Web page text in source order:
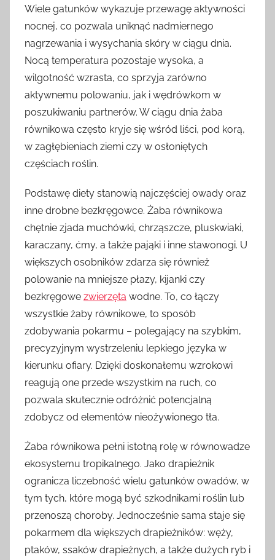
Wiele gatunków wykazuje przewagę aktywności
nocnej, co pozwala uniknąć nadmiernego
nagrzewania i wysychania skóry w ciągu dnia.
Nocą temperatura pozostaje wysoka, a
wilgotność wzrasta, co sprzyja zarówno
aktywnemu polowaniu, jak i wędrówkom w
poszukiwaniu partnerów. W ciągu dnia żaba
równikowa często kryje się wśród liści, pod korą,
w zagłębieniach ziemi czy w osłoniętych
częściach roślin.
Podstawę diety stanowią najczęściej owady oraz
inne drobne bezkręgowce. Żaba równikowa
chętnie zjada muchówki, chrząszcze, pluskwiaki,
karaczany, ćmy, a także pająki i inne stawonogi. U
większych osobników zdarza się również
polowanie na mniejsze płazy, kijanki czy
bezkręgowe zwierzęta wodne. To, co łączy
wszystkie żaby równikowe, to sposób
zdobywania pokarmu – polegający na szybkim,
precyzyjnym wystrzeleniu lepkiego języka w
kierunku ofiary. Dzięki doskonałemu wzrokowi
reagują one przede wszystkim na ruch, co
pozwala skutecznie odróżnić potencjalną
zdobycz od elementów nieożywionego tła.
Żaba równikowa pełni istotną rolę w równowadze
ekosystemu tropikalnego. Jako drapieżnik
ogranicza liczebność wielu gatunków owadów, w
tym tych, które mogą być szkodnikami roślin lub
przenoszą choroby. Jednocześnie sama staje się
pokarmem dla większych drapieżników: węży,
ptaków, ssaków drapieżnych, a także dużych ryb i